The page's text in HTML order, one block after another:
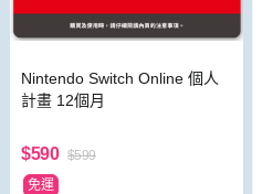
Nintendo Switch Online 個人
計畫 12個月
$590 $599
免運